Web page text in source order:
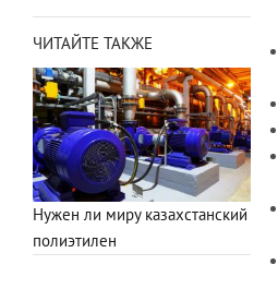
ЧИТАЙТЕ ТАКЖЕ
Нужен ли миру казахстанский
полиэтилен